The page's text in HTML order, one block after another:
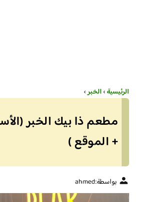
الرئيسية›الخبر›
مطعم ذا بيك الخبر
+ الموقع )
بواسطة:ahmed